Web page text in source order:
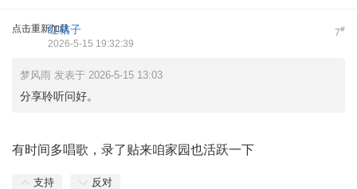
点击重新加载 7#
红桔子
2026-5-15 19:32:39
梦风雨 发表于 2026-5-15 13:03
分享聆听问好。
有时间多唱歌，录了贴来咱家园也活跃一下
支持 反对